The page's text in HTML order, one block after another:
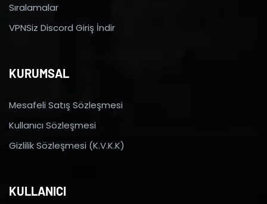
Sıralamalar
VPNSiz Discord Giriş İndir
KURUMSAL
Mesafeli Satış Sözleşmesi
Kullanıcı Sözleşmesi
Gizlilik Sözleşmesi (K.V.K.K)
KULLANICI